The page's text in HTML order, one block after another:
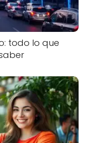
todo lo que